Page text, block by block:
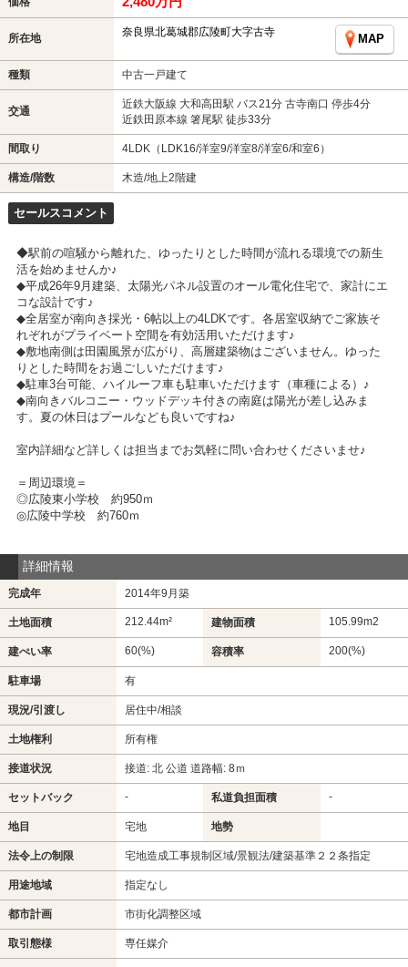
所在地 奈良県北葛城郡広陵町大字古寺
MAP
種類 中古一戸建て
交通
近鉄大阪線 大和高田駅 バス21分 古寺南口 停歩4分
近鉄田原本線 箸尾駅 徒歩33分
間取り 4LDK（LDK16/洋室9/洋室8/洋室6/和室6）
構造/階数 木造/地上2階建
セールスコメント
◆駅前の喧騒から離れた、ゆったりとした時間が流れる環境での新生
活を始めませんか♪
◆平成26年9月建築、太陽光パネル設置のオール電化住宅で、家計にエ
コな設計です♪
◆全居室が南向き採光・6帖以上の4LDKです。各居室収納でご家族そ
れぞれがプライベート空間を有効活用いただけます♪
◆敷地南側は田園風景が広がり、高層建築物はございません。ゆった
りとした時間をお過ごしいただけます♪
◆駐車3台可能、ハイルーフ車も駐車いただけます（車種による）♪
◆南向きバルコニー・ウッドデッキ付きの南庭は陽光が差し込みま
す。夏の休日はプールなども良いですね♪
室内詳細など詳しくは担当までお気軽に問い合わせくださいませ♪
＝周辺環境＝
◎広陵東小学校 約950ｍ
◎広陵中学校 約760ｍ
詳細情報
完成年 2014年9月築
土地面積 212.44m² 建物面積 105.99m2
建ぺい率 60(%) 容積率 200(%)
駐車場 有
現況/引渡し 居住中/相談
土地権利 所有権
接道状況 接道: 北 公道 道路幅: 8ｍ
セットバック - 私道負担面積 -
地目 宅地 地勢
法令上の制限 宅地造成工事規制区域/景観法/建築基準２２条指定
用途地域 指定なし
都市計画 市街化調整区域
取引態様 専任媒介